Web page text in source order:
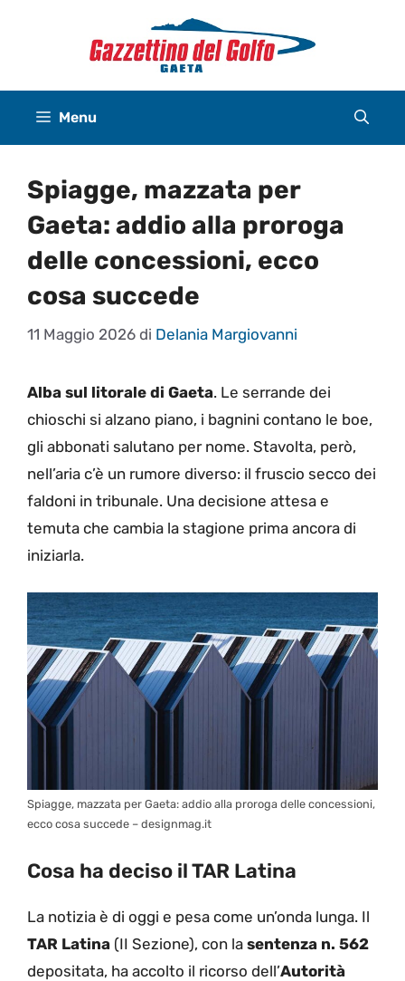
Menu
Spiagge, mazzata per
Gaeta: addio alla proroga
delle concessioni, ecco
cosa succede
11 Maggio 2026 di Delania Margiovanni
Alba sul litorale di Gaeta. Le serrande dei
chioschi si alzano piano, i bagnini contano le boe,
gli abbonati salutano per nome. Stavolta, però,
nell’aria c’è un rumore diverso: il fruscio secco dei
faldoni in tribunale. Una decisione attesa e
temuta che cambia la stagione prima ancora di
iniziarla.
Spiagge, mazzata per Gaeta: addio alla proroga delle concessioni,
ecco cosa succede – designmag.it
Cosa ha deciso il TAR Latina
La notizia è di oggi e pesa come un’onda lunga. Il
TAR Latina (II Sezione), con la sentenza n. 562
depositata, ha accolto il ricorso dell’Autorità